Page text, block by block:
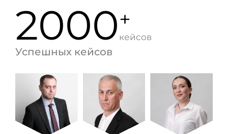
2000+
кейсов
Успешных кейсов